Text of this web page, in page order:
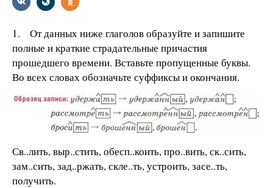
1. От данных ниже глаголов образуйте и запишите
полные и краткие страдательные причастия
прошедшего времени. Вставьте пропущенные буквы.
Во всех словах обозначьте суффиксы и окончания.
Св..лить, выр..стить, обесп..коить, про..вить, ск..сить,
зам..сить, зад..ржать, скле..ть, устроить, засе..ть,
получить.